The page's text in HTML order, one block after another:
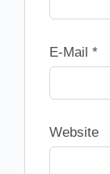
E-Mail *
Website